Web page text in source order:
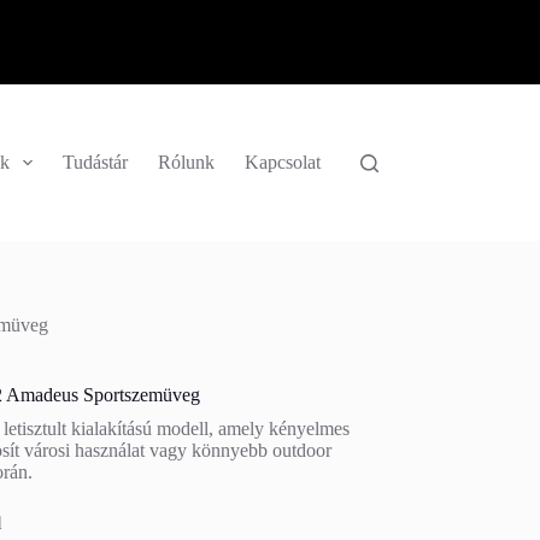
Tudástár Rólunk Kapcsolat
Sportszemüveg
kialakítású modell, amely kényelmes
városi használat vagy könnyebb outdoor